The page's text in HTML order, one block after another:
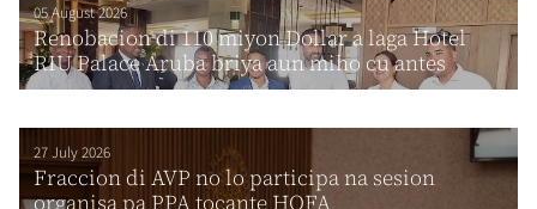
05 August 2026
Renobacion di 110 miyon Dollar a laga Hotel
RIU Palace Aruba briya aun miho cu antes
27 July 2026
Fraccion di AVP no lo participa na sesion
organisa pa PPA tocante HOFA